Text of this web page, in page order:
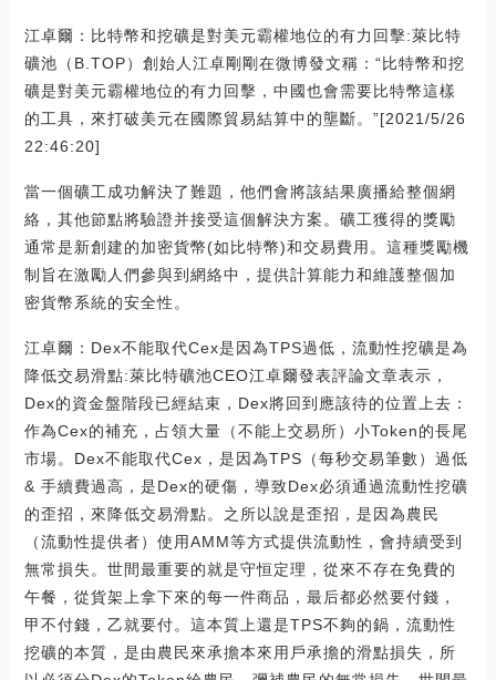
江卓爾：比特幣和挖礦是對美元霸權地位的有力回擊:萊比特
礦池（B.TOP）創始人江卓剛剛在微博發文稱：“比特幣和挖
礦是對美元霸權地位的有力回擊，中國也會需要比特幣這樣
的工具，來打破美元在國際貿易結算中的壟斷。”[2021/5/26
22:46:20]
當一個礦工成功解決了難題，他們會將該結果廣播給整個網
絡，其他節點將驗證并接受這個解決方案。礦工獲得的獎勵
通常是新創建的加密貨幣(如比特幣)和交易費用。這種獎勵機
制旨在激勵人們參與到網絡中，提供計算能力和維護整個加
密貨幣系統的安全性。
江卓爾：Dex不能取代Cex是因為TPS過低，流動性挖礦是為
降低交易滑點:萊比特礦池CEO江卓爾發表評論文章表示，
Dex的資金盤階段已經結束，Dex將回到應該待的位置上去：
作為Cex的補充，占領大量（不能上交易所）小Token的長尾
市場。Dex不能取代Cex，是因為TPS（每秒交易筆數）過低
& 手續費過高，是Dex的硬傷，導致Dex必須通過流動性挖礦
的歪招，來降低交易滑點。之所以說是歪招，是因為農民
（流動性提供者）使用AMM等方式提供流動性，會持續受到
無常損失。世間最重要的就是守恒定理，從來不存在免費的
午餐，從貨架上拿下來的每一件商品，最后都必然要付錢，
甲不付錢，乙就要付。這本質上還是TPS不夠的鍋，流動性
挖礦的本質，是由農民來承擔本來用戶承擔的滑點損失，所